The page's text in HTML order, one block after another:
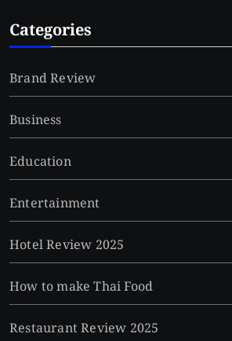
Categories
Brand Review
Business
Education
Entertainment
Hotel Review 2025
How to make Thai Food
Restaurant Review 2025